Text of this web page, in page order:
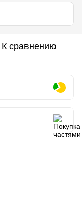
К сравнению